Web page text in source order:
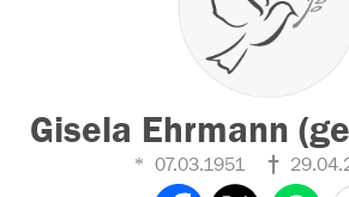
Gisela Ehrmann
07.03.1951